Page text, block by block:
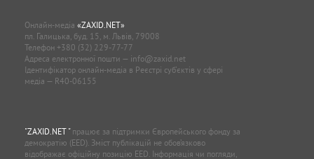
Онлайн-медіа «ZAXID.NET»
пл. Галицька, буд. 15, м. Львів, 79008
Телефон +380 (32) 229-77-77
Адреса електронної пошти — info@zaxid.net
Ідентифікатор онлайн-медіа в Реєстрі суб'єктів у сфері
медіа — R40-06155
"ZAXID.NET "працює за підтримки Європейського фонду за
демократію (EED). Зміст публікацій не обов’язково
відображає офіційну позицію EED. Інформація чи погляди,